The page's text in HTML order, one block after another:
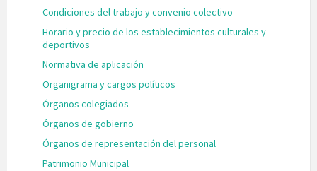
Condiciones del trabajo y convenio colectivo
Horario y precio de los establecimientos culturales y
deportivos
Normativa de aplicación
Organigrama y cargos políticos
Órganos colegiados
Órganos de gobierno
Órganos de representación del personal
Patrimonio Municipal